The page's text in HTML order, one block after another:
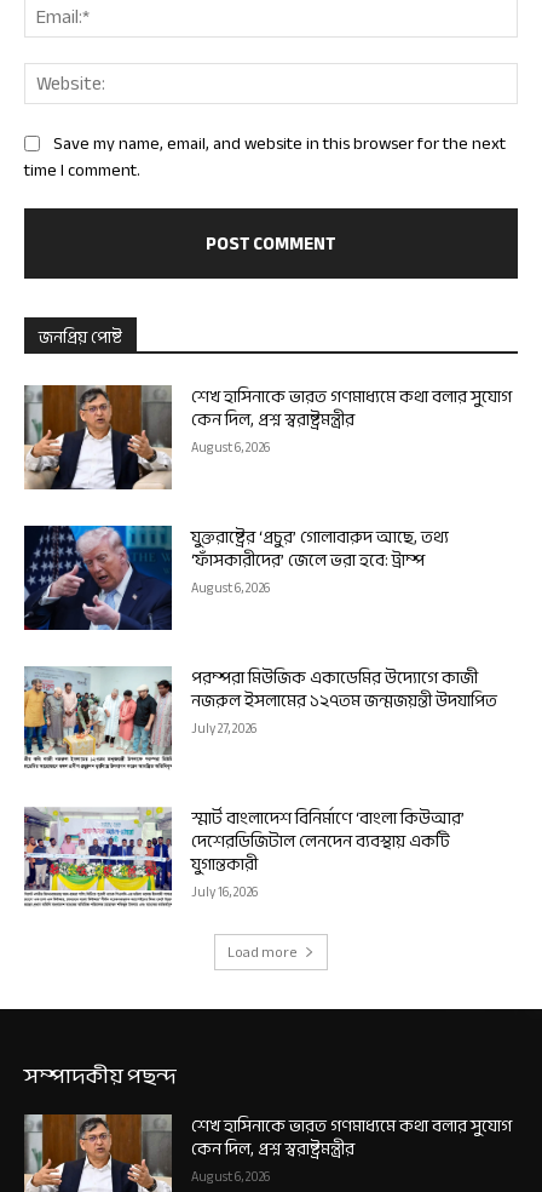
Save my name, email, and website in this browser for the next
time I comment.
জনপ্রিয় পোষ্ট
শেখ হাসিনাকে ভারত গণমাধ্যমে কথা বলার সুযোগ
কেন দিল, প্রশ্ন স্বরাষ্ট্রমন্ত্রীর
August 6, 2026
যুক্তরাষ্ট্রের ‘প্রচুর’ গোলাবারুদ আছে, তথ্য
‘ফাঁসকারীদের’ জেলে ভরা হবে: ট্রাম্প
August 6, 2026
পরম্পরা মিউজিক একাডেমির উদ্যোগে কাজী
নজরুল ইসলামের ১২৭তম জন্মজয়ন্তী উদযাপিত
July 27, 2026
স্মার্ট বাংলাদেশ বিনির্মাণে ‘বাংলা কিউআর’
দেশেরডিজিটাল লেনদেন ব্যবস্থায় একটি
যুগান্তকারী
July 16, 2026
Load more
সম্পাদকীয় পছন্দ
শেখ হাসিনাকে ভারত গণমাধ্যমে কথা বলার সুযোগ
কেন দিল, প্রশ্ন স্বরাষ্ট্রমন্ত্রীর
August 6, 2026